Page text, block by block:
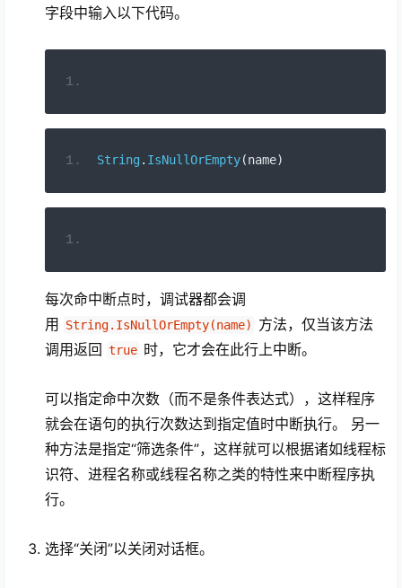
字段中输入以下代码。
String . IsNullOrEmpty(name)
每次命中断点时，调试器都会调
用 String.IsNullOrEmpty(name)
方法，仅当该方法
调用返回 true 时，它才会在此行上中断。
可以指定命中次数（而不是条件表达式），这样程序
就会在语句的执行次数达到指定值时中断执行。 另一
种方法是指定“筛选条件”，这样就可以根据诸如线程标
识符、进程名称或线程名称之类的特性来中断程序执
行。
选择“关闭”以关闭对话框。